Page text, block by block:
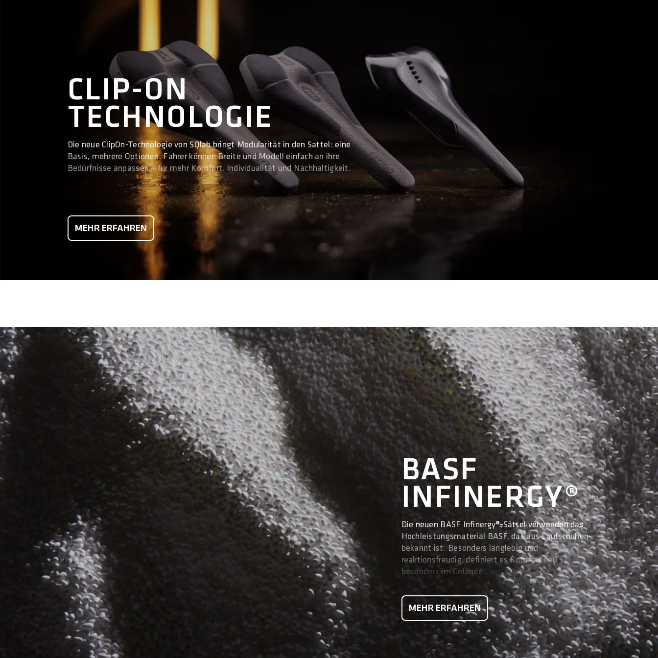
CLIP-ON
TECHNOLOGIE
Die neue ClipOn-Technologie von SQlab bringt Modularität in den Sattel: eine
Basis, mehrere Optionen. Fahrer können Breite und Modell einfach an ihre
Bedürfnisse anpassen – für mehr Komfort, Individualität und Nachhaltigkeit.
MEHR ERFAHREN
BASF
INFINERGY®
Die neuen BASF Infinergy®-Sättel verwenden das
Hochleistungsmaterial BASF, das aus Laufschuhen
bekannt ist. Besonders langlebig und
reaktionsfreudig, definiert es Komfort neu –
besonders im Gelände.
MEHR ERFAHREN